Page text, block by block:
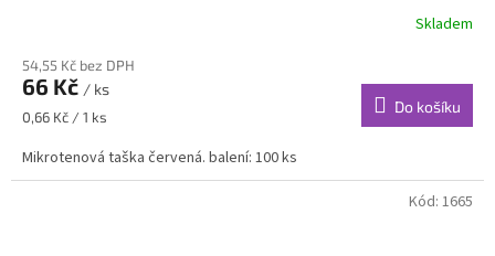
Skladem
54,55 Kč bez DPH
66 Kč / ks
Měrná
0,66 Kč / 1 ks
Do košíku
Mikrotenová taška červená. balení: 100 ks
Kód: 1665